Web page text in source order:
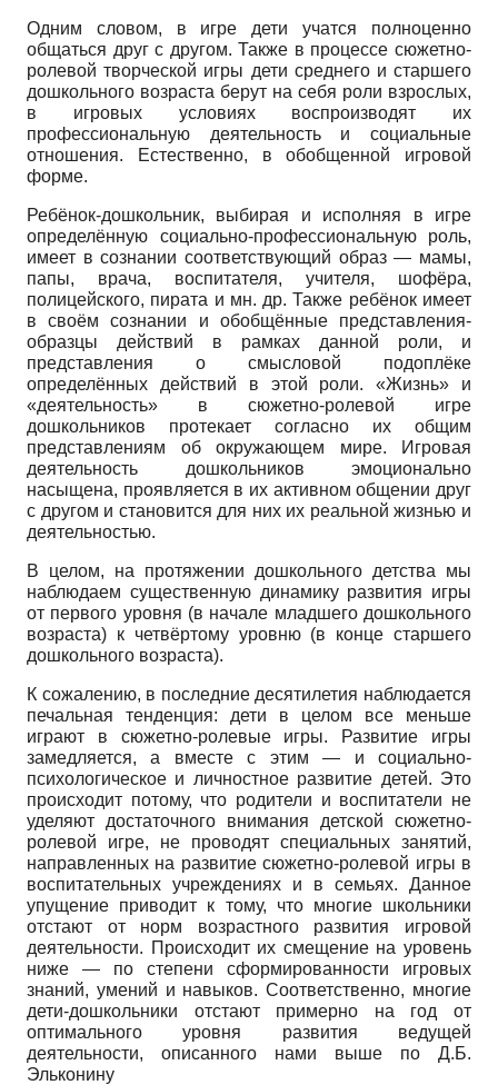
Одним словом, в игре дети учатся полноценно
общаться друг с другом. Также в процессе сюжетно-
ролевой творческой игры дети среднего и старшего
дошкольного возраста берут на себя роли взрослых,
в игровых условиях воспроизводят их
профессиональную деятельность и социальные
отношения. Естественно, в обобщенной игровой
форме.
Ребёнок-дошкольник, выбирая и исполняя в игре
определённую социально-профессиональную роль,
имеет в сознании соответствующий образ — мамы,
папы, врача, воспитателя, учителя, шофёра,
полицейского, пирата и мн. др. Также ребёнок имеет
в своём сознании и обобщённые представления-
образцы действий в рамках данной роли, и
представления о смысловой подоплёке
определённых действий в этой роли. «Жизнь» и
«деятельность» в сюжетно-ролевой игре
дошкольников протекает согласно их общим
представлениям об окружающем мире. Игровая
деятельность дошкольников эмоционально
насыщена, проявляется в их активном общении друг
с другом и становится для них их реальной жизнью и
деятельностью.
В целом, на протяжении дошкольного детства мы
наблюдаем существенную динамику развития игры
от первого уровня (в начале младшего дошкольного
возраста) к четвёртому уровню (в конце старшего
дошкольного возраста).
К сожалению, в последние десятилетия наблюдается
печальная тенденция: дети в целом все меньше
играют в сюжетно-ролевые игры. Развитие игры
замедляется, а вместе с этим — и социально-
психологическое и личностное развитие детей. Это
происходит потому, что родители и воспитатели не
уделяют достаточного внимания детской сюжетно-
ролевой игре, не проводят специальных занятий,
направленных на развитие сюжетно-ролевой игры в
воспитательных учреждениях и в семьях. Данное
упущение приводит к тому, что многие школьники
отстают от норм возрастного развития игровой
деятельности. Происходит их смещение на уровень
ниже — по степени сформированности игровых
знаний, умений и навыков. Соответственно, многие
дети-дошкольники отстают примерно на год от
оптимального уровня развития ведущей
деятельности, описанного нами выше по Д.Б.
Эльконину